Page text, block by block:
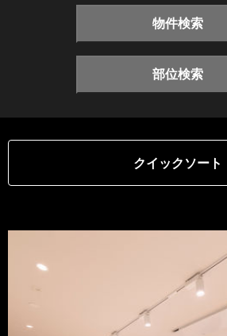
物件検索
部位検索
クイックソート